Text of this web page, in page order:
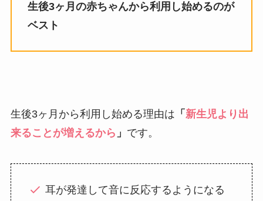
生後3ヶ月の赤ちゃんから利用し始めるのが
ベスト
生後3ヶ月から利用し始める理由は 「 新生児より出
来ることが増えるから 」 です。
耳が発達して音に反応するようになる